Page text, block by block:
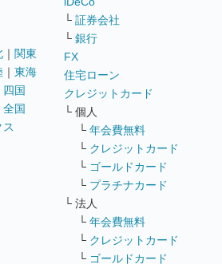
｜ 関東
｜ 東海
国
全国
└ 証券会社
└ 銀行
FX
住宅ローン
クレジットカード
└ 個人
└ 年会費無料
└ クレジットカード
└ ゴールドカード
└ プラチナカード
└ 法人
└ 年会費無料
└ クレジットカード
└ ゴールドカード